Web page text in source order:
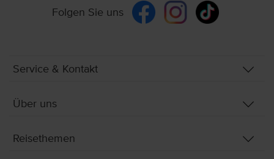
Folgen Sie uns
Service & Kontakt
Über uns
Reisethemen